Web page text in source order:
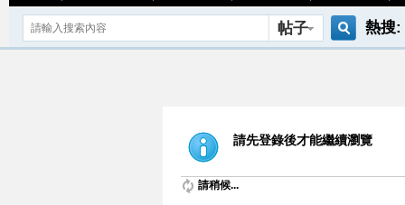
帖子
索
熱搜:
請先登錄後才能繼續瀏覽
請稍候...